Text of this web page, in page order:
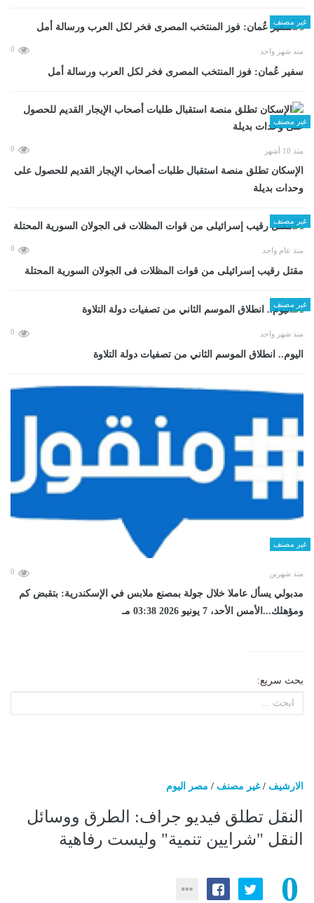
غير مصنف
منذ شهر واحد 0
سفير عُمان: فوز المنتخب المصرى فخر لكل العرب ورسالة أمل
غير مصنف
منذ 10 أشهر 0
الإسكان تطلق منصة استقبال طلبات أصحاب الإيجار القديم للحصول على
وحدات بديلة
غير مصنف
منذ عام واحد 0
مقتل رقيب إسرائيلى من قوات المظلات فى الجولان السورية المحتلة
غير مصنف
منذ شهر واحد 0
اليوم.. انطلاق الموسم الثاني من تصفيات دولة التلاوة
غير مصنف
منذ شهرين 0
مدبولي يسأل عاملا خلال جولة بمصنع ملابس في الإسكندرية: بتقبض كم
ومؤهلك...الأمس الأحد، 7 يونيو 2026 03:38 مـ
بحث سريع:
الارشيف /غير مصنف / مصر اليوم
​النقل تطلق فيديو جراف: الطرق ووسائل
النقل "شرايين تنمية" وليست رفاهية
0